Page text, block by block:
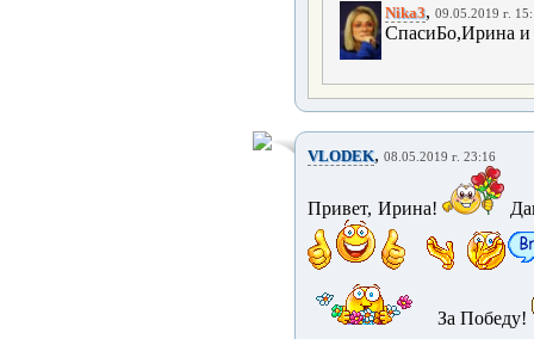
Nika3, 09.05.2019 г.
СпасиБо,Ирина и
VLODEK, 08.05.2019 г. 23:16
Привет, Ирина!
За Победу!